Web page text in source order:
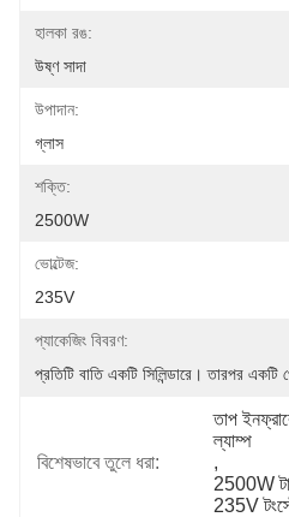
হালকা রঙ:
উষ্ণ সাদা
উপাদান:
গ্লাস
শক্তি:
2500W
ভোল্টেজ:
235V
প্যাকেজিং বিবরণ:
প্রতিটি বাতি একটি সিলিন্ডারে। তারপর একটি
বিশেষভাবে তুলে ধরা:
তাপ
ল্যাম্প
,
2500W
235V